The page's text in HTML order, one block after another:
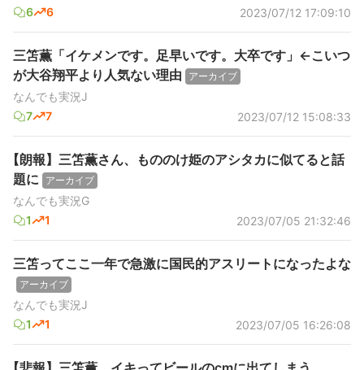
6
6 2023/07/12 17:09:10
三笘薫「イケメンです。足早いです。大卒です」←こいつ
が大谷翔平より人気ない理由
アーカイブ
なんでも実況J
7
7 2023/07/12 15:08:33
【朗報】三笘薫さん、もののけ姫のアシタカに似てると話
題に
アーカイブ
なんでも実況G
1
1 2023/07/05 21:32:46
三笘ってここ一年で急激に国民的アスリートになったよな
アーカイブ
なんでも実況J
1
1 2023/07/05 16:26:08